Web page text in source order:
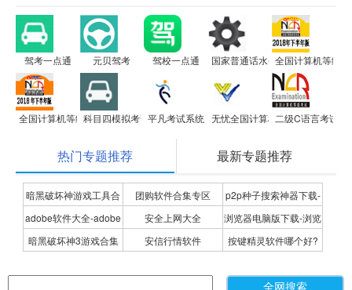
驾考一点通 元贝驾考 驾校一点通 国家普通话水平测试模拟测试及
全国计算机等级
全国计算机等级考试全真模拟考试二级MS Office高级应用
科目四模拟考试平凡考试系统 无忧全国计算机等级考试超级模
二级C语言考试系
热门专题推荐 最新专题推荐
暗黑破坏神游戏工具合
集
团购软件合集专区
p2p种子搜索神器下载-
P2P种子搜索神器专题
adobe软件大全-adobe
全系列软件下载-adobe
安全上网大全
浏览器电脑版下载-浏览
器下载合集
暗黑破坏神3游戏合集 安信行情软件
按键精灵软件哪个好?